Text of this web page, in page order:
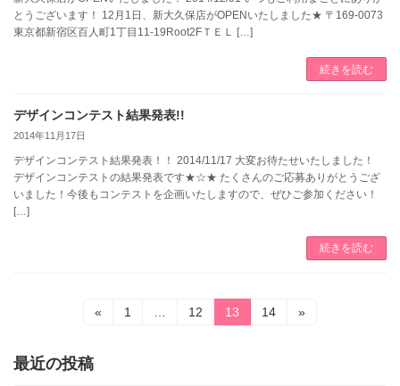
とうございます！ 12月1日、新大久保店がOPENいたしました★ 〒169-0073
東京都新宿区百人町1丁目11-19Root2FＴＥＬ […]
続きを読む
デザインコンテスト結果発表!!
2014年11月17日
デザインコンテスト結果発表！！ 2014/11/17 大変お待たせいたしました！
デザインコンテストの結果発表です★☆★ たくさんのご応募ありがとうござ
いました！今後もコンテストを企画いたしますので、ぜひご参加ください！
[…]
続きを読む
ナ
«
固1
固
12
固
定
13
固
14 »
最近の投稿